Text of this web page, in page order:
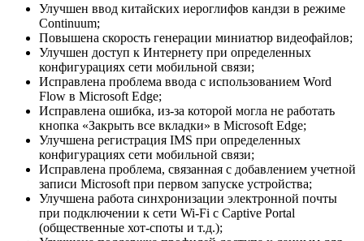
Улучшен ввод китайских иероглифов кандзи в режиме
Continuum;
Повышена скорость генерации миниатюр видеофайлов;
Улучшен доступ к Интернету при определенных
конфигурациях сети мобильной связи;
Исправлена проблема ввода с использованием Word
Flow в Microsoft Edge;
Исправлена ошибка, из-за которой могла не работать
кнопка «Закрыть все вкладки» в Microsoft Edge;
Улучшена регистрация IMS при определенных
конфигурациях сети мобильной связи;
Исправлена проблема, связанная с добавлением учетной
записи Microsoft при первом запуске устройства;
Улучшена работа синхронизации электронной почты
при подключении к сети Wi-Fi с Captive Portal
(общественные хот-споты и т.д.);